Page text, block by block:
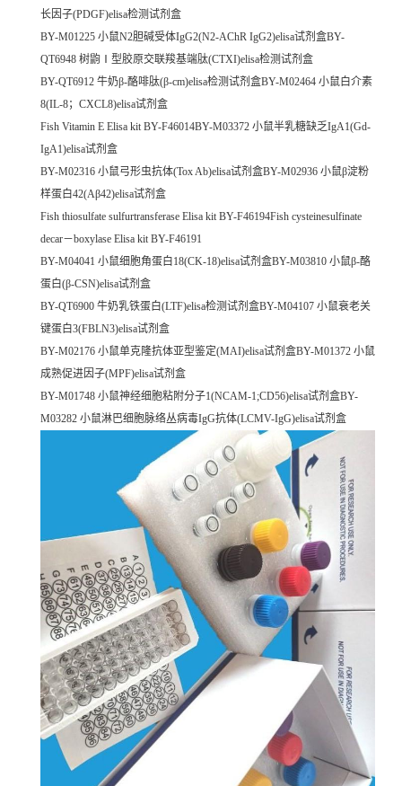
长因子(PDGF)elisa检测试剂盒
BY-M01225 小鼠N2胆碱受体IgG2(N2-AChR IgG2)elisa试剂盒BY-
QT6948 树鼩Ⅰ型胶原交联羧基端肽(CTXI)elisa检测试剂盒
BY-QT6912 牛奶β-酪啡肽(β-cm)elisa检测试剂盒BY-M02464 小鼠白介素
8(IL-8；CXCL8)elisa试剂盒
Fish Vitamin E Elisa kit BY-F46014BY-M03372 小鼠半乳糖缺乏IgA1(Gd-
IgA1)elisa试剂盒
BY-M02316 小鼠弓形虫抗体(Tox Ab)elisa试剂盒BY-M02936 小鼠β淀粉
样蛋白42(Aβ42)elisa试剂盒
Fish thiosulfate sulfurtransferase Elisa kit BY-F46194Fish cysteinesulfinate
decar－boxylase Elisa kit BY-F46191
BY-M04041 小鼠细胞角蛋白18(CK-18)elisa试剂盒BY-M03810 小鼠β-酪
蛋白(β-CSN)elisa试剂盒
BY-QT6900 牛奶乳铁蛋白(LTF)elisa检测试剂盒BY-M04107 小鼠衰老关
键蛋白3(FBLN3)elisa试剂盒
BY-M02176 小鼠单克隆抗体亚型鉴定(MAI)elisa试剂盒BY-M01372 小鼠
成熟促进因子(MPF)elisa试剂盒
BY-M01748 小鼠神经细胞粘附分子1(NCAM-1;CD56)elisa试剂盒BY-
M03282 小鼠淋巴细胞脉络丛病毒IgG抗体(LCMV-IgG)elisa试剂盒